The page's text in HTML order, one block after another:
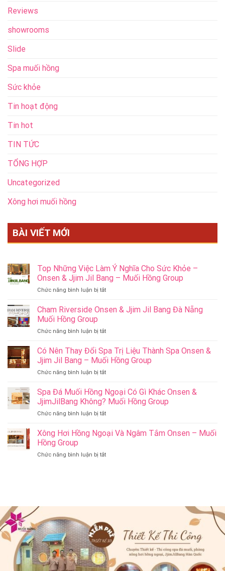
Reviews
showrooms
Slide
Spa muối hồng
Sức khỏe
Tin hoạt động
Tin hot
TIN TỨC
TỔNG HỢP
Uncategorized
Xông hơi muối hồng
BÀI VIẾT MỚI
Top Những Việc Làm Ý Nghĩa Cho Sức Khỏe –
Onsen & Jjim Jil Bang – Muối Hồng Group
Chức năng bình luận bị tắtở
Những
Ý
Cho
Sức
–
&
Jjim
Bang
Muối
Cham Riverside Onsen & Jjim Jil Bang Đà Nẵng
Muối Hồng Group
Chức năng bình luận bị tắtở
Riverside
Onsen
&
Jjim
Bang
Đà
Muối
Group
Có Nên Thay Đổi Spa Trị Liệu Thành Spa Onsen &
Jjim Jil Bang – Muối Hồng Group
Chức năng bình luận bị tắtở
Nên
Thay
Đổi
Spa
Liệu
Onsen
Muối
Group
Spa Đá Muối Hồng Ngoại Có Gì Khác Onsen &
JjimJilBang Không? Muối Hồng Group
Chức năng bình luận bị tắtở
Đá
Muối
Ngoại
JjimJilBang
Muối
Hồng
Group
Xông Hơi Hồng Ngoại Và Ngâm Tắm Onsen – Muối
Hồng Group
Chức năng bình luận bị tắtở
Ngâm
Onsen
–
Muối
Hồng
Group